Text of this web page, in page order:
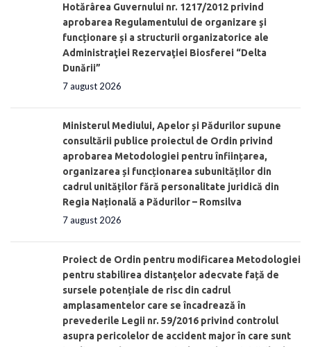
Hotărârea Guvernului nr. 1217/2012 privind
aprobarea Regulamentului de organizare şi
funcționare și a structurii organizatorice ale
Administraţiei Rezervaţiei Biosferei “Delta
Dunării”
7 august 2026
Ministerul Mediului, Apelor și Pădurilor supune
consultării publice proiectul de Ordin privind
aprobarea Metodologiei pentru înființarea,
organizarea și funcționarea subunităților din
cadrul unităților fără personalitate juridică din
Regia Națională a Pădurilor – Romsilva
7 august 2026
Proiect de Ordin pentru modificarea Metodologiei
pentru stabilirea distanţelor adecvate față de
sursele potențiale de risc din cadrul
amplasamentelor care se încadrează în
prevederile Legii nr. 59/2016 privind controlul
asupra pericolelor de accident major în care sunt